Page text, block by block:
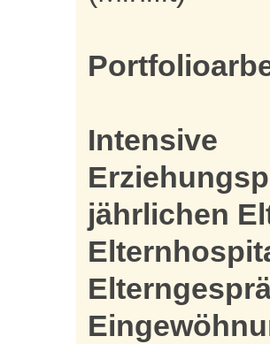
Intensive
jährlichen